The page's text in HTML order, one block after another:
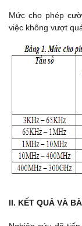
Mức cho phép
việc không vượt
II. KẾT QUẢ VÀ